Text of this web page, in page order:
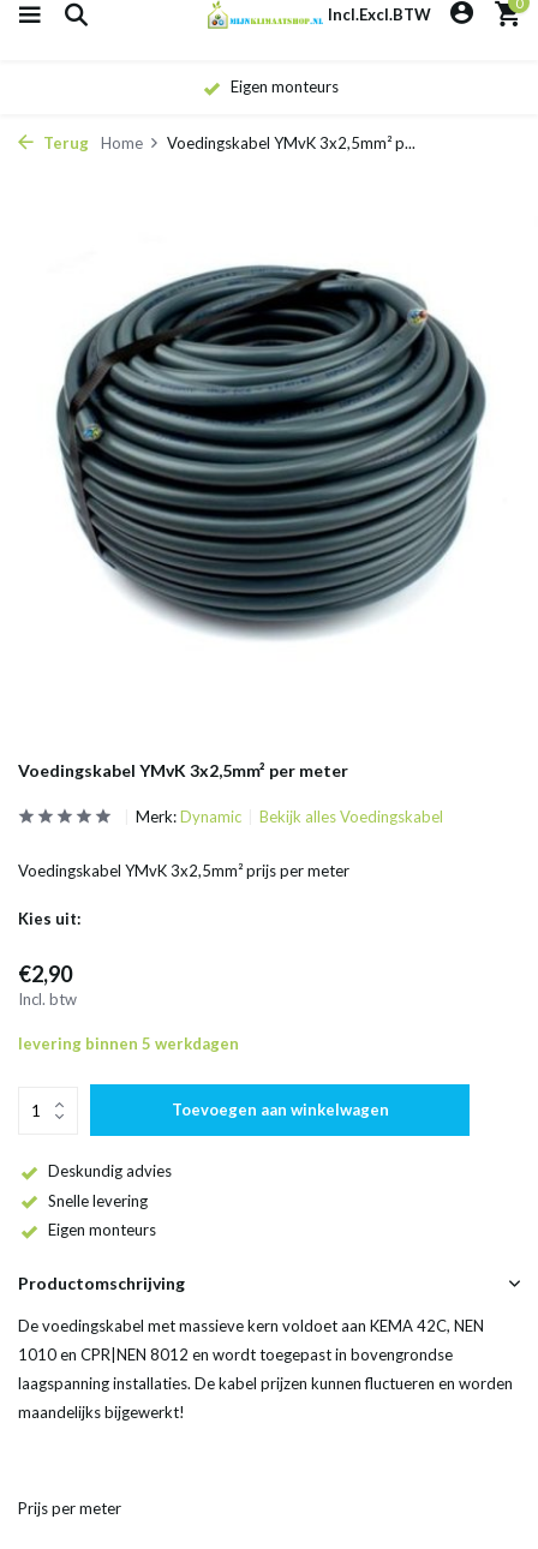
Incl.Excl.BTW
Eigen monteurs
Terug Home Voedingskabel YMvK 3x2,5mm² p...
Voedingskabel YMvK 3x2,5mm² per meter
Merk:Dynamic Bekijk alles Voedingskabel
Voedingskabel YMvK 3x2,5mm² prijs per meter
Kies uit:
€2,90
Incl. btw
levering binnen 5 werkdagen
Toevoegen aan winkelwagen
Deskundig advies
Snelle levering
Eigen monteurs
Productomschrijving
De voedingskabel met massieve kern voldoet aan KEMA 42C, NEN
1010 en CPR|NEN 8012 en wordt toegepast in bovengrondse
laagspanning installaties. De kabel prijzen kunnen fluctueren en worden
maandelijks bijgewerkt!
Prijs per meter